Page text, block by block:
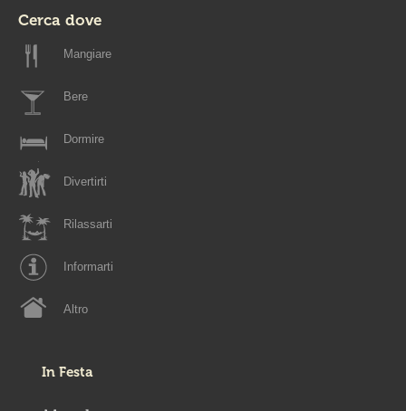
Cerca dove
Mangiare
Bere
Dormire
Divertirti
Rilassarti
Informarti
Altro
In Festa